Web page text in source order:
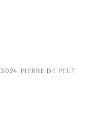
3024 PIERRE DE PEET